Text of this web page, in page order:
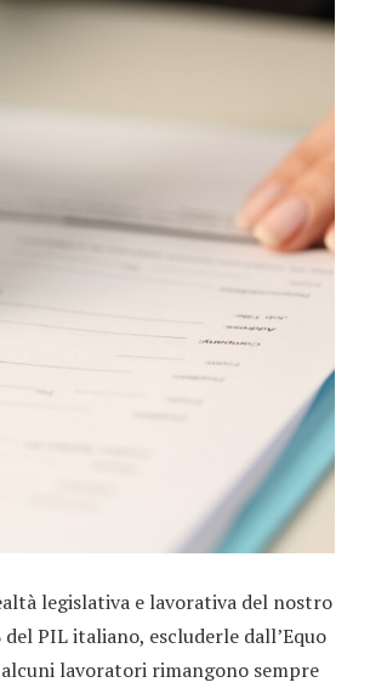
legislativa e lavorativa del nostro
PIL italiano, escluderle dall’Equo
lavoratori rimangono sempre